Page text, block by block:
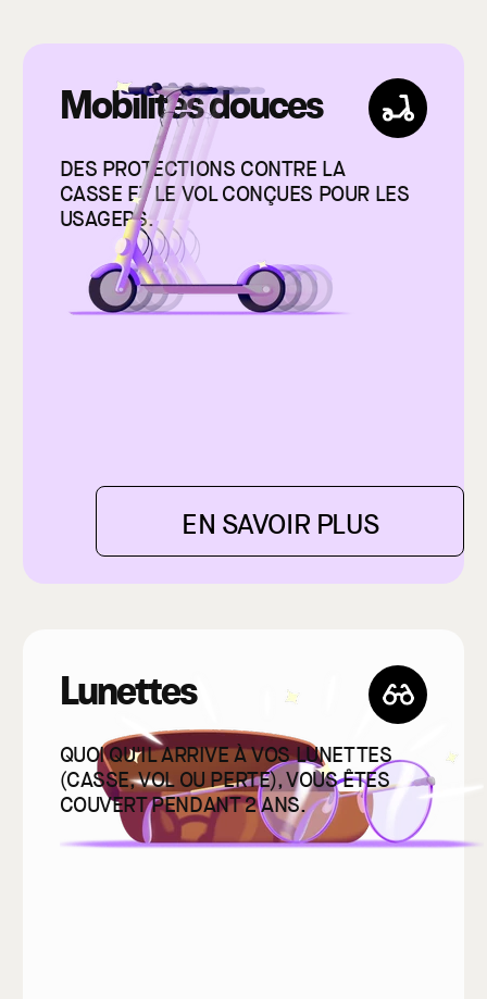
Mobilités douces
DES PROTECTIONS CONTRE LA
CASSE ET LE VOL CONÇUES POUR LES
USAGERS.
EN SAVOIR PLUS
Lunettes
QUOI QU'IL ARRIVE À VOS LUNETTES
(CASSE, VOL OU PERTE), VOUS ÊTES
COUVERT PENDANT 2 ANS.